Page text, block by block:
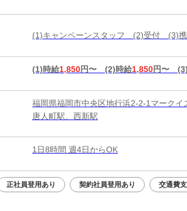
(1)キャンペーンスタッフ (2)受付 (3)
(1)時給1,850円〜 (2)時給1,850円〜
福岡県福岡市中央区地行浜2-2-1マークイ
唐人町駅、西新駅
1日8時間 週4日からOK
正社員登用あり 契約社員登用あり 交通費